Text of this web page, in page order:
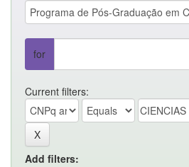
for
Current filters:
Add filters: